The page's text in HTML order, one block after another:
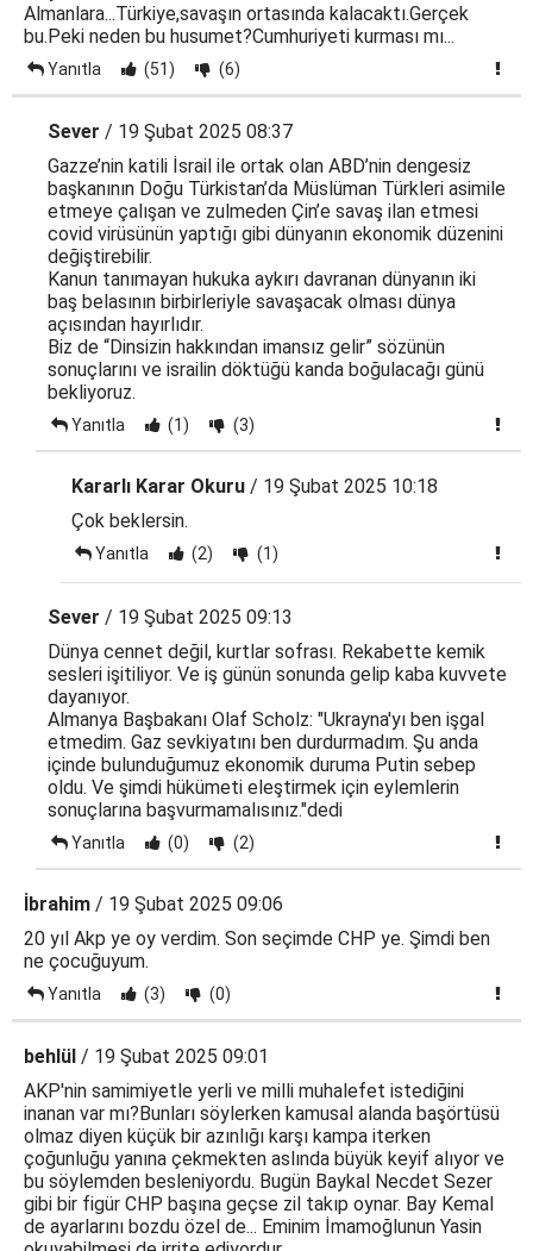
Almanlara...Türkiye,savaşın ortasında kalacaktı.Gerçek
bu.Peki neden bu husumet?Cumhuriyeti kurması mı...
Yanıtla (51) (6)
Sever / 19 Şubat 2025 08:37
Gazze’nin katili İsrail ile ortak olan ABD’nin dengesiz
başkanının Doğu Türkistan’da Müslüman Türkleri asimile
etmeye çalışan ve zulmeden Çin’e savaş ilan etmesi
covid virüsünün yaptığı gibi dünyanın ekonomik düzenini
değiştirebilir.
Kanun tanımayan hukuka aykırı davranan dünyanın iki
baş belasının birbirleriyle savaşacak olması dünya
açısından hayırlıdır.
Biz de “Dinsizin hakkından imansız gelir” sözünün
sonuçlarını ve israilin döktüğü kanda boğulacağı günü
bekliyoruz.
Yanıtla (1) (3)
Kararlı Karar Okuru / 19 Şubat 2025 10:18
Çok beklersin.
Yanıtla (2) (1)
Sever / 19 Şubat 2025 09:13
Dünya cennet değil, kurtlar sofrası. Rekabette kemik
sesleri işitiliyor. Ve iş günün sonunda gelip kaba kuvvete
dayanıyor.
Almanya Başbakanı Olaf Scholz: "Ukrayna'yı ben işgal
etmedim. Gaz sevkiyatını ben durdurmadım. Şu anda
içinde bulunduğumuz ekonomik duruma Putin sebep
oldu. Ve şimdi hükümeti eleştirmek için eylemlerin
sonuçlarına başvurmamalısınız."dedi
Yanıtla (0) (2)
İbrahim / 19 Şubat 2025 09:06
20 yıl Akp ye oy verdim. Son seçimde CHP ye. Şimdi ben
ne çocuğuyum.
Yanıtla (3) (0)
behlül / 19 Şubat 2025 09:01
AKP'nin samimiyetle yerli ve milli muhalefet istediğini
inanan var mı?Bunları söylerken kamusal alanda başörtüsü
olmaz diyen küçük bir azınlığı karşı kampa iterken
çoğunluğu yanına çekmekten aslında büyük keyif alıyor ve
bu söylemden besleniyordu. Bugün Baykal Necdet Sezer
gibi bir figür CHP başına geçse zil takıp oynar. Bay Kemal
de ayarlarını bozdu özel de... Eminim İmamoğlunun Yasin